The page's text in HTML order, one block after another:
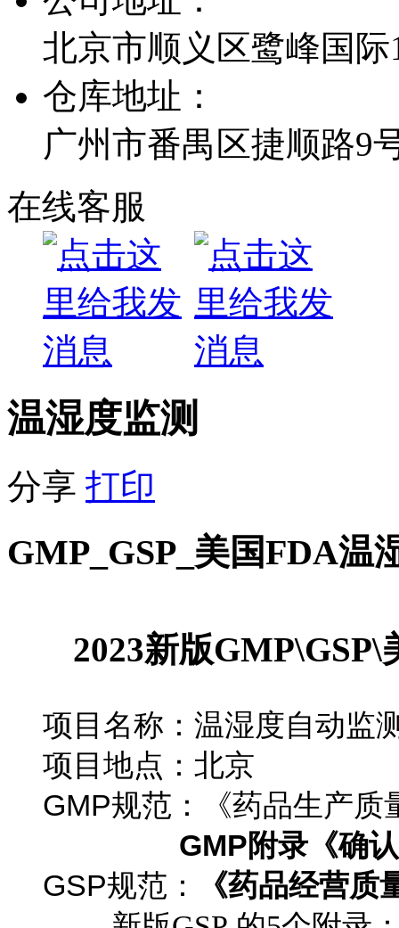
北京市顺义区鹭峰国际
仓库地址：
广州市番禺区捷顺路9
在线客服
温湿度监测
分享 打印
GMP_GSP_美国FDA温
2023新版GMP\GSP\
项目名称：温湿度自动监
项目地点：北京
GMP规范：《药品生产质
GMP附录《确
GSP规范：
《药品经营质